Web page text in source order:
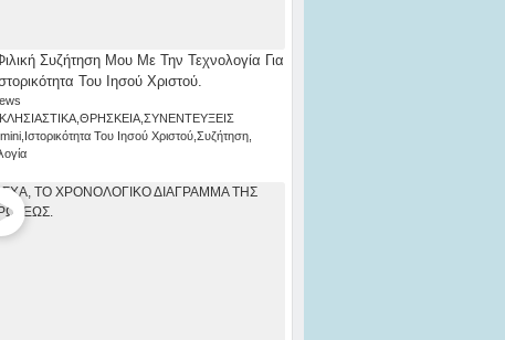
Συζήτηση Μου Με Την Τεχνολογία Για
Του Ιησού Χριστού.
, ΘΡΗΣΚΕΙΑ, ΣΥΝΕΝΤΕΥΞΕΙΣ
, Ιστορικότητα Του Ιησού Χριστού, Συζήτηση,